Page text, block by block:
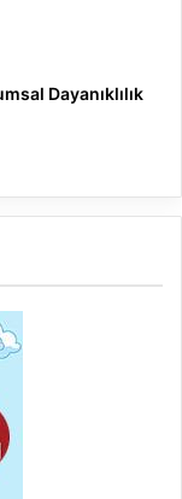
Dayanıklılık